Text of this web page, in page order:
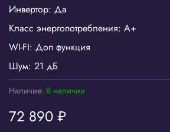
Наличие: В наличии
72 890 ₽
Инвертор: Да
Класс энергопотребления: A+
WI-FI: Доп функция
Шум: 21 дБ